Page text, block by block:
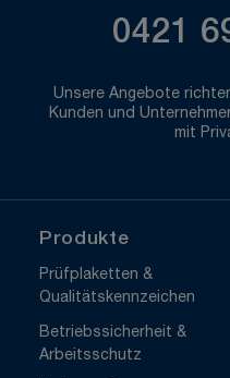
0421
Unsere Angebote
Kunden und
mit
Produkte
Prüfplaketten &
Qualitätskennzeichen
Betriebssicherheit &
Arbeitsschutz